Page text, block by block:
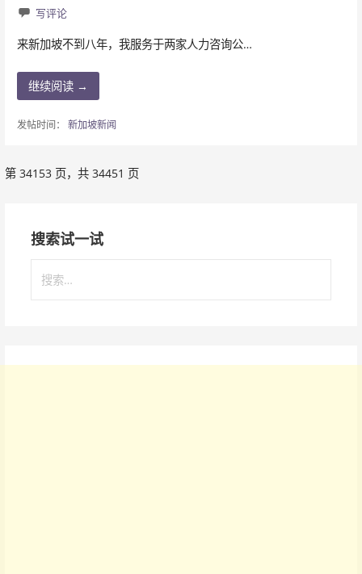
写评论
来新加坡不到八年，我服务于两家人力咨询公…
继续阅读 →
发帖时间： 新加坡新闻
文
第 34153 页，共 34451 页
搜索试一试
索